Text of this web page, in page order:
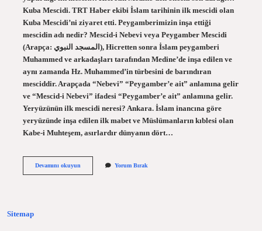
Kuba Mescidi. TRT Haber ekibi İslam tarihinin ilk mescidi olan
Kuba Mescidi’ni ziyaret etti. Peygamberimizin inşa ettiği
mescidin adı nedir? Mescid-i Nebevi veya Peygamber Mescidi
(Arapça: المسجد النبوي), Hicretten sonra İslam peygamberi
Muhammed ve arkadaşları tarafından Medine’de inşa edilen ve
aynı zamanda Hz. Muhammed’in türbesini de barındıran
mesciddir. Arapçada “Nebevi” “Peygamber’e ait” anlamına gelir
ve “Mescid-i Nebevi” ifadesi “Peygamber’e ait” anlamına gelir.
Yeryüzünün ilk mescidi neresi? Ankara. İslam inancına göre
yeryüzünde inşa edilen ilk mabet ve Müslümanların kıblesi olan
Kabe-i Muhteşem, asırlardır dünyanın dört…
Devamını okuyunIlk
Yorum Bırak
Sitemap